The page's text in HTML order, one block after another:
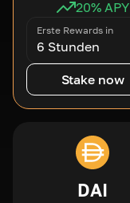
20% APY
Erste Rewards in
6 Stunden
Stake now
DAI